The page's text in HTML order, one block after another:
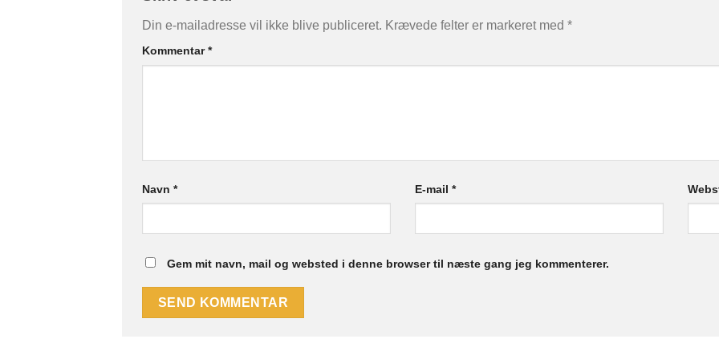
Din e-mailadresse vil ikke blive publiceret. Krævede felter er markeret med *
Kommentar*
Navn * E-mail *
Gem mit navn, mail og websted i denne browser til næste gang jeg kommenterer.